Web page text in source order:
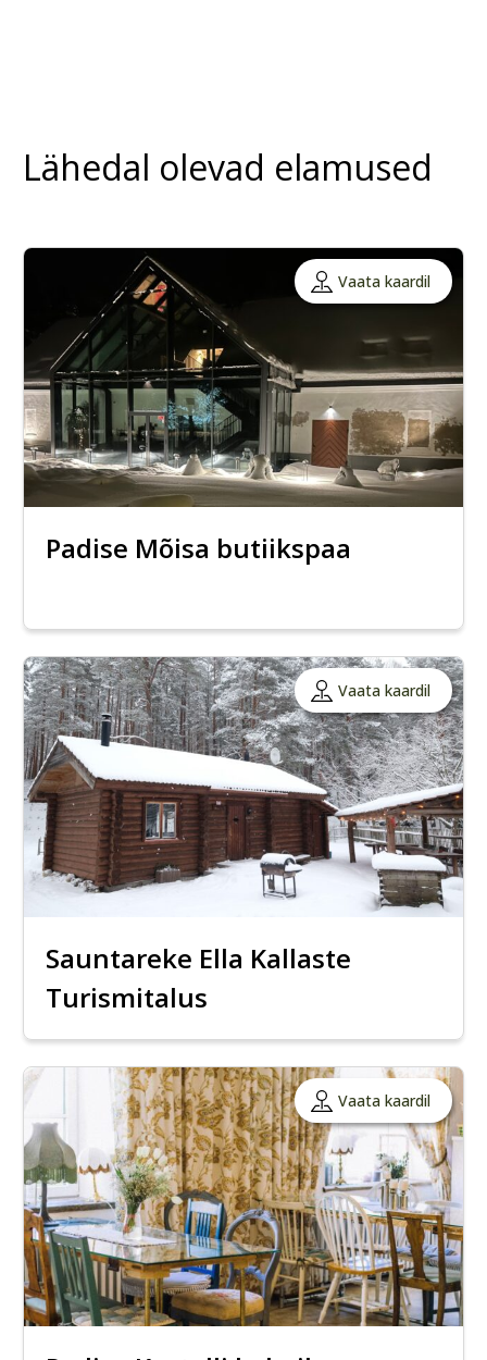
Lähedal olevad elamused
Vaata kaardil
Padise Mõisa butiikspaa
Vaata kaardil
Sauntareke Ella Kallaste
Turismitalus
Vaata kaardil